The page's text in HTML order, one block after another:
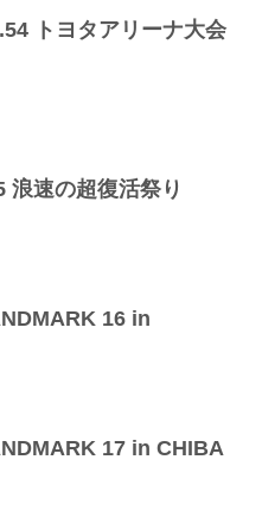
オフィシャルサイトにてご案内
ーナMM
トヨタアリーナ大会
浪速の超復活祭り
16 in
17 in CHIBA